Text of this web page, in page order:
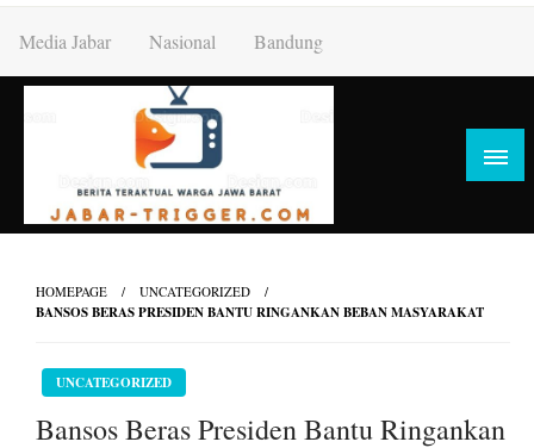
content
Media Jabar Nasional Bandung
HOMEPAGE UNCATEGORIZED
BANSOS BERAS PRESIDEN BANTU RINGANKAN BEBAN MASYARAKAT
UNCATEGORIZED
Bansos Beras Presiden Bantu Ringankan